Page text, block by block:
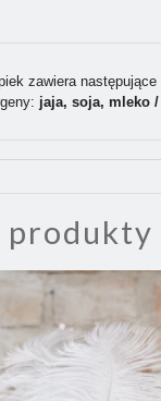
zawiera następujące
jaja, soja, mleko
produkty